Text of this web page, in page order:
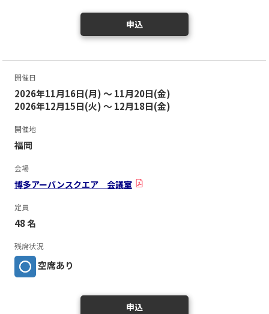
申込
開催日
2026年11月16日(月) ～ 11月20日(金)
2026年12月15日(火) ～ 12月18日(金)
開催地
福岡
会場
博多アーバンスクエア 会議室
定員
48 名
残席状況
空席あり
申込